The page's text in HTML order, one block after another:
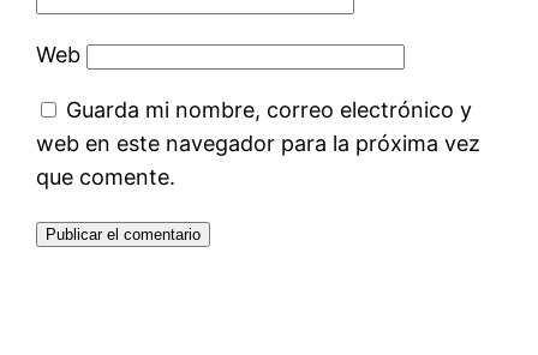
Web
Guarda mi nombre, correo electrónico y
web en este navegador para la próxima vez
que comente.